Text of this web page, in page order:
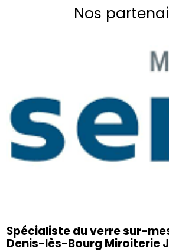
Nos
Spécialiste du verre sur-
Denis-lès-Bourg Miroiterie